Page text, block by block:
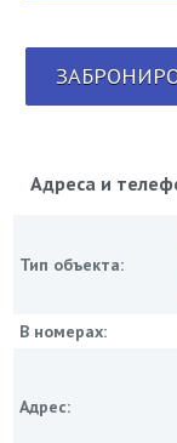
Адреса и
Тип объекта:
В номерах:
Адрес: